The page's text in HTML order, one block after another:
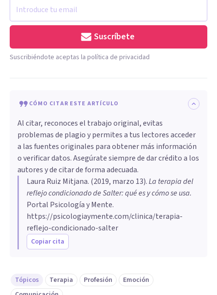
Suscríbete
Suscribiéndote aceptas la política de privacidad
CÓMO CITAR ESTE ARTÍCULO
Al citar, reconoces el trabajo original, evitas
problemas de plagio y permites a tus lectores acceder
a las fuentes originales para obtener más información
o verificar datos. Asegúrate siempre de dar crédito a los
autores y de citar de forma adecuada.
Laura Ruiz Mitjana. (2019, marzo 13).La terapia del
reflejo condicionado de Salter: qué es y cómo se usa.
Portal Psicología y Mente.
https://psicologiaymente.com/clinica/terapia-
reflejo-condicionado-salter
Copiar cita
Tópicos Terapia Profesión
Emoción